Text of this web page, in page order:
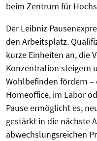
beim Zentrum für
Der Leibniz
den Arbeitsplatz.
kurze Einheiten an, die
Konzentration steigern
Wohlbefinden fördern –
Homeoffice, im Labor
Pause ermöglicht es,
gestärkt in die nächste
abwechslungsreichen